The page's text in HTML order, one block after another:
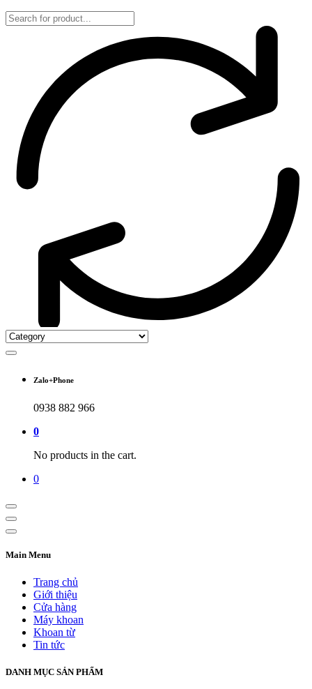
Zalo+Phone
0938 882 966
0
No products in the cart.
0
Main Menu
Trang chủ
Giới thiệu
Cửa hàng
Máy khoan
Khoan từ
Tin tức
DANH MỤC SẢN PHẨM